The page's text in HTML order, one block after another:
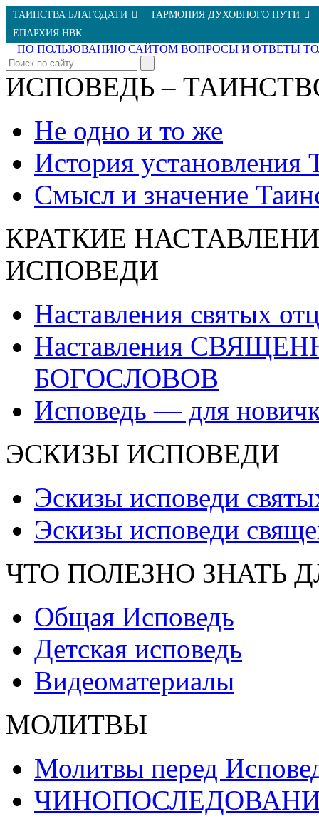
ТАИНСТВА БЛАГОДАТИ
ГАРМОНИЯ ДУХОВНОГО ПУТИ
ЕПАРХИЯ НВК
ПО ПОЛЬЗОВАНИЮ САЙТОМ ВОПРОСЫ И ОТВЕТЫ
ИСПОВЕДЬ –
Не одно и то же
История установления
Смысл и значение
КРАТКИЕ
ИСПОВЕДИ
Наставления святых
Наставления
БОГОСЛОВОВ
Исповедь — для
ЭСКИЗЫ ИСПОВЕДИ
Эскизы исповеди
Эскизы исповеди
ЧТО ПОЛЕЗНО ЗНАТЬ
Общая Исповедь
Детская исповедь
Видеоматериалы
МОЛИТВЫ
Молитвы перед